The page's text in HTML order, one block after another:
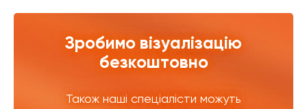
Зробимо візуалізацію
безкоштовно
Також наші спеціалісти можуть